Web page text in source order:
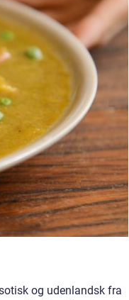
og udenlandsk fra